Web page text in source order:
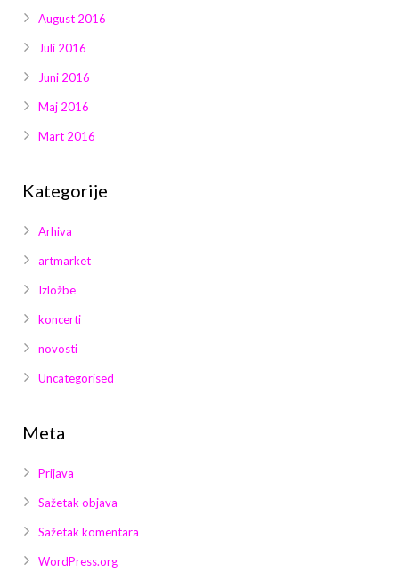
August 2016
Juli 2016
Juni 2016
Maj 2016
Mart 2016
Kategorije
Arhiva
artmarket
Izložbe
koncerti
novosti
Uncategorised
Meta
Prijava
Sažetak objava
Sažetak komentara
WordPress.org